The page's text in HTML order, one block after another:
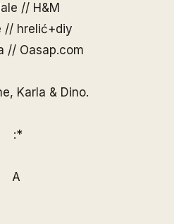
// H&M
// hrelić+diy
// Oasap.com
Karla & Dino.
:*
A